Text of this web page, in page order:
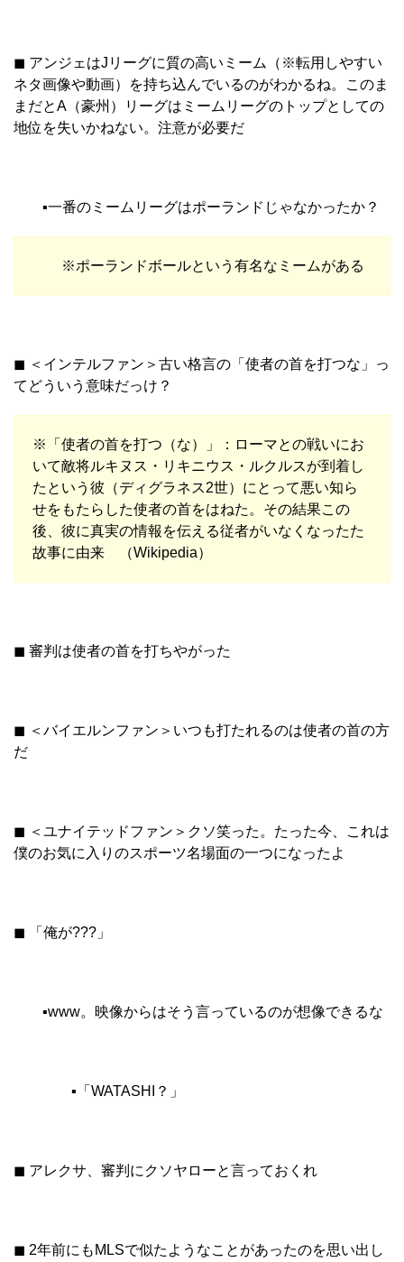
◼︎ アンジェはJリーグに質の高いミーム（※転用しやすい
ネタ画像や動画）を持ち込んでいるのがわかるね。このま
まだとA（豪州）リーグはミームリーグのトップとしての
地位を失いかねない。注意が必要だ
▪︎一番のミームリーグはポーランドじゃなかったか？
※ポーランドボールという有名なミームがある
◼︎ ＜インテルファン＞古い格言の「使者の首を打つな」っ
てどういう意味だっけ？
※「使者の首を打つ（な）」：ローマとの戦いにお
いて敵将ルキヌス・リキニウス・ルクルスが到着し
たという彼（ディグラネス2世）にとって悪い知ら
せをもたらした使者の首をはねた。その結果この
後、彼に真実の情報を伝える従者がいなくなったた
故事に由来 （Wikipedia）
◼︎ 審判は使者の首を打ちやがった
◼︎ ＜バイエルンファン＞いつも打たれるのは使者の首の方
だ
◼︎ ＜ユナイテッドファン＞クソ笑った。たった今、これは
僕のお気に入りのスポーツ名場面の一つになったよ
◼︎ 「俺が???」
▪︎www。映像からはそう言っているのが想像できるな
▪︎「WATASHI？」
◼︎ アレクサ、審判にクソヤローと言っておくれ
◼︎ 2年前にもMLSで似たようなことがあったのを思い出し